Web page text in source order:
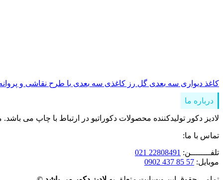
کاغذ دیواری سه بعدی گل رز کاغذی سه بعدی با طرح نقاشی و
درباره ما
لادیز دکور تولیدکننده محصولات دکوراتیو در ارتباط با چاپ می
تماس با ما:
تلفــــــــن: 22808491 021
موبایل: 57 85 437 0902